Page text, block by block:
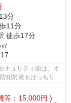
分
11分
徒歩17分
キュリティ面は、オ
犯対策もばっちりで
等：15,000円 )